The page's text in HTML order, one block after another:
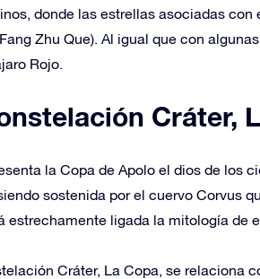
donde las estrellas asociadas
Zhu Que). Al igual que con
Rojo.
Cráter,
la Copa de Apolo el dios de los
sostenida por el cuervo Corvus
estrechamente ligada la mitología de
Cráter, La Copa, se relaciona